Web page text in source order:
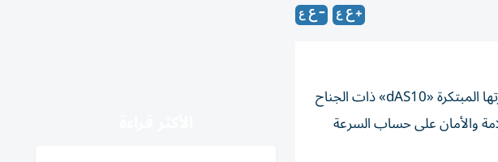
أعلنت شركة «سيليست إيكوفلايرز» الفرنسية الناشئة، نجاح الاختبارات الأرضية والتحقق من أنظمة طائرتها المبتكرة «dAS10» ذات الجناح
والأمان على حساب السرعة